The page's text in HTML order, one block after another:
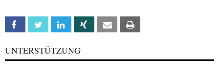
Facebook Twitter Linkedin Xing Email
UNTERSTÜTZUNG